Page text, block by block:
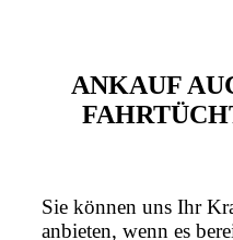
ANKAUF
Sie können uns Ihr
anbieten, wenn es